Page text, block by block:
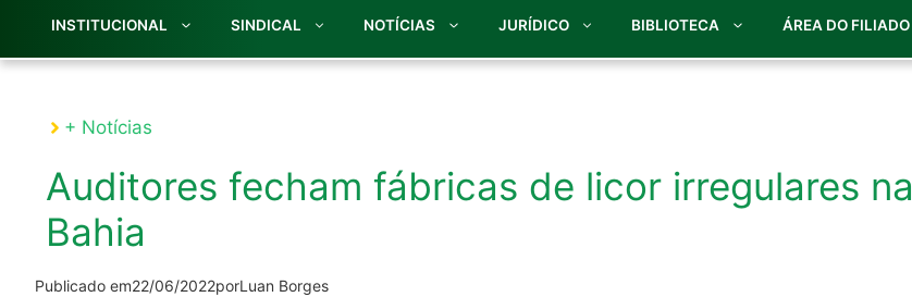
INSTITUCIONAL SINDICAL NOTÍCIAS JURÍDICO BIBLIOTECA ÁREA DO FILIADO
+ Notícias
Auditores fecham fábricas de licor irregulares na
Bahia
Publicado em22/06/2022porLuan Borges